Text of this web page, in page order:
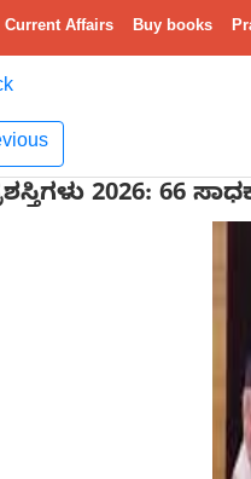
Current Affairs Buy books
2026: 66